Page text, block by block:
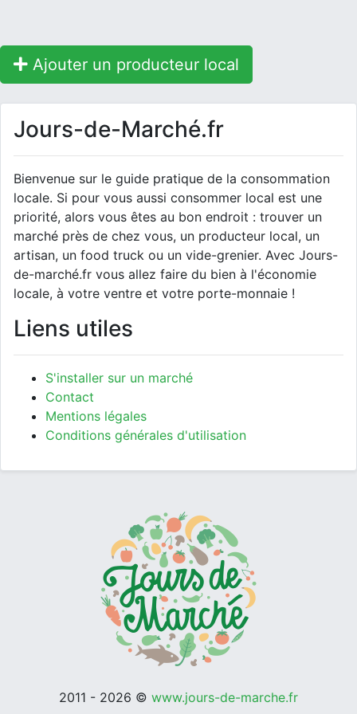
Ajouter un producteur local
Jours-de-Marché.fr
Bienvenue sur le guide pratique de la consommation
locale. Si pour vous aussi consommer local est une
priorité, alors vous êtes au bon endroit : trouver un
marché près de chez vous, un producteur local, un
artisan, un food truck ou un vide-grenier. Avec Jours-
de-marché.fr vous allez faire du bien à l'économie
locale, à votre ventre et votre porte-monnaie !
Liens utiles
S'installer sur un marché
Contact
Mentions légales
Conditions générales d'utilisation
2011 - 2026 © www.jours-de-marche.fr